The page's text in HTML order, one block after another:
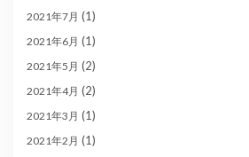
2021年7月 (1)
2021年6月 (1)
2021年5月 (2)
2021年4月 (2)
2021年3月 (1)
2021年2月 (1)